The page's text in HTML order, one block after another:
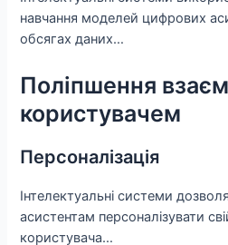
навчання моделей цифрових
обсягах даних…
Поліпшення
користувачем
Персоналізація
Інтелектуальні системи
асистентам персоналізувати
користувача…